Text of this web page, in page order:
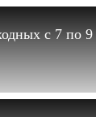
с 7 по 9